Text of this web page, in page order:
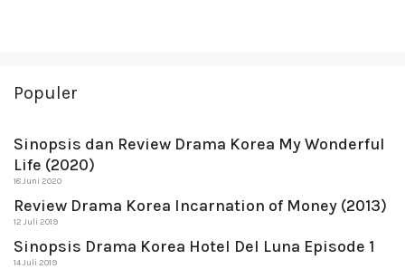
Populer
Sinopsis dan Review Drama Korea My Wonderful
Life (2020)
18 Juni 2020
Review Drama Korea Incarnation of Money (2013)
12 Juli 2019
Sinopsis Drama Korea Hotel Del Luna Episode 1
14 Juli 2019